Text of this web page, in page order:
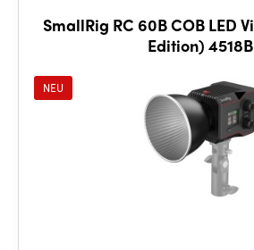
SmallRig RC 60B COB LED
Edition) 4518B
NEU